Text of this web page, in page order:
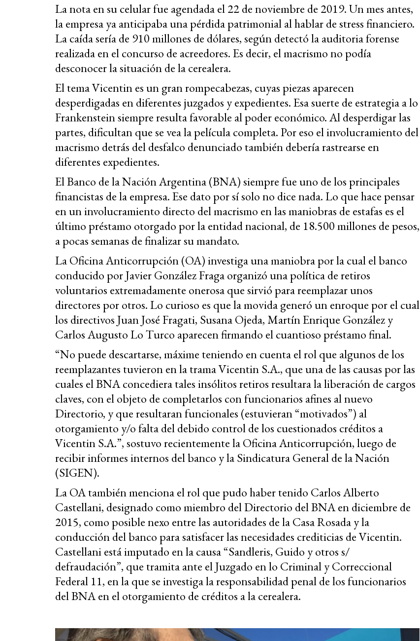
La nota en su celular fue agendada el 22 de noviembre de 2019. Un mes antes,
la empresa ya anticipaba una pérdida patrimonial al hablar de stress financiero.
La caída sería de 910 millones de dólares, según detectó la auditoria forense
realizada en el concurso de acreedores. Es decir, el macrismo no podía
desconocer la situación de la cerealera.
El tema Vicentin es un gran rompecabezas, cuyas piezas aparecen
desperdigadas en diferentes juzgados y expedientes. Esa suerte de estrategia a lo
Frankenstein siempre resulta favorable al poder económico. Al desperdigar las
partes, dificultan que se vea la película completa. Por eso el involucramiento del
macrismo detrás del desfalco denunciado también debería rastrearse en
diferentes expedientes.
El Banco de la Nación Argentina (BNA) siempre fue uno de los principales
financistas de la empresa. Ese dato por sí solo no dice nada. Lo que hace pensar
en un involucramiento directo del macrismo en las maniobras de estafas es el
último préstamo otorgado por la entidad nacional, de 18.500 millones de pesos,
a pocas semanas de finalizar su mandato.
La Oficina Anticorrupción (OA) investiga una maniobra por la cual el banco
conducido por Javier González Fraga organizó una política de retiros
voluntarios extremadamente onerosa que sirvió para reemplazar unos
directores por otros. Lo curioso es que la movida generó un enroque por el cual
los directivos Juan José Fragati, Susana Ojeda, Martín Enrique González y
Carlos Augusto Lo Turco aparecen firmando el cuantioso préstamo final.
“No puede descartarse, máxime teniendo en cuenta el rol que algunos de los
reemplazantes tuvieron en la trama Vicentin S.A., que una de las causas por las
cuales el BNA concediera tales insólitos retiros resultara la liberación de cargos
claves, con el objeto de completarlos con funcionarios afines al nuevo
Directorio, y que resultaran funcionales (estuvieran “motivados”) al
otorgamiento y/o falta del debido control de los cuestionados créditos a
Vicentin S.A.”, sostuvo recientemente la Oficina Anticorrupción, luego de
recibir informes internos del banco y la Sindicatura General de la Nación
(SIGEN).
La OA también menciona el rol que pudo haber tenido Carlos Alberto
Castellani, designado como miembro del Directorio del BNA en diciembre de
2015, como posible nexo entre las autoridades de la Casa Rosada y la
conducción del banco para satisfacer las necesidades crediticias de Vicentin.
Castellani está imputado en la causa “Sandleris, Guido y otros s/
defraudación”, que tramita ante el Juzgado en lo Criminal y Correccional
Federal 11, en la que se investiga la responsabilidad penal de los funcionarios
del BNA en el otorgamiento de créditos a la cerealera.